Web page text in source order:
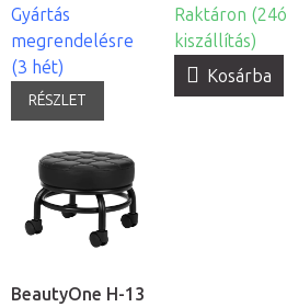
Gyártás
megrendelésre
(3 hét)
RÉSZLET
Raktáron (24ó
kiszállítás)
Kosárba
BeautyOne H-13